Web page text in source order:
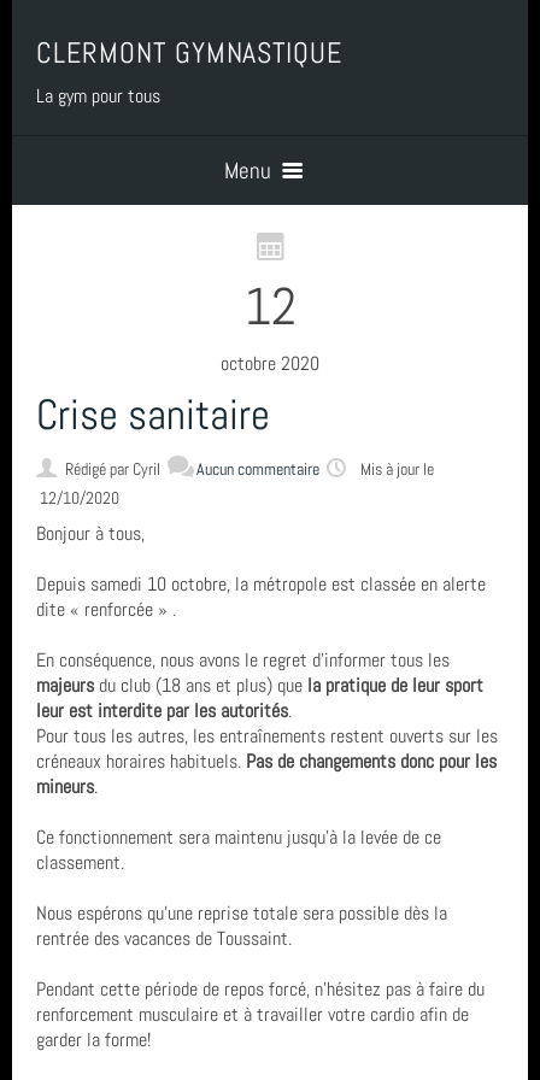
CLERMONT GYMNASTIQUE
La gym pour tous
Menu
Accueil
BENEVOLAT
CONTACT & LIENS UTILES
ACCES BUREAU
Catégories
Compétition (7)
GRS (1)
FETE DE LA GYM 2026
FINALE NATIONALE UFOLEP 2026
Gymnastique Rythmique - Nos équipes en compétition
Mots clés
Clermont-Ferrand
12
octobre 2020
Crise sanitaire
Rédigé par Cyril Aucun commentaire
Mis à jour le
12/10/2020
Bonjour à tous,
Depuis samedi 10 octobre, la métropole est classée en alerte
dite « renforcée » .
En conséquence, nous avons le regret d’informer tous les
majeurs du club (18 ans et plus) que la pratique de leur sport
leur est interdite par les autorités.
Pour tous les autres, les entraînements restent ouverts sur les
créneaux horaires habituels. Pas de changements donc pour les
mineurs.
Ce fonctionnement sera maintenu jusqu’à la levée de ce
classement.
Nous espérons qu’une reprise totale sera possible dès la
rentrée des vacances de Toussaint.
Pendant cette période de repos forcé, n'hésitez pas à faire du
renforcement musculaire et à travailler votre cardio afin de
garder la forme!